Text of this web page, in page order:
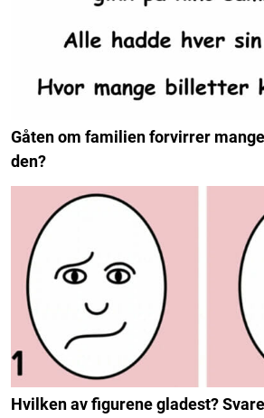
Gåten om familien forvirrer
den?
Hvilken av figurene gladest?